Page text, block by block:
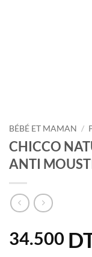
BÉBÉ ET MAMAN /
CHICCO
ANTI
34.500